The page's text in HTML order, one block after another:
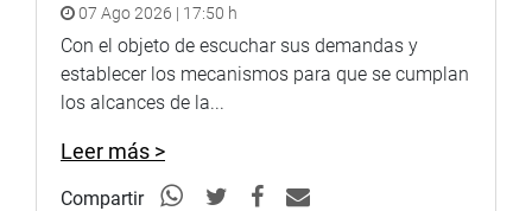
07 Ago 2026 | 17:50 h
Con el objeto de escuchar sus demandas y
establecer los mecanismos para que se cumplan
los alcances de la...
Leer más >
Compartir